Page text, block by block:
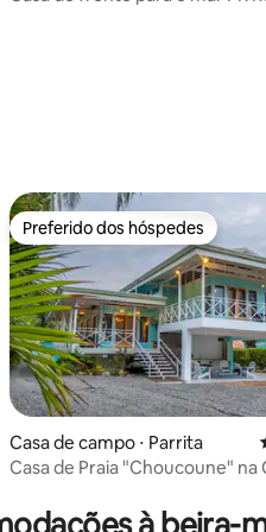
média de 5, 104
média de 5, 141
Preferido dos hóspedes
Preferido dos hóspedes
Casa de campo ⋅ Parrita
Casa de